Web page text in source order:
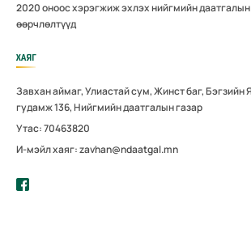
2020 оноос хэрэгжиж эхлэх нийгмийн
өөрчлөлтүүд
ХАЯГ
Завхан аймаг, Улиастай сум, Жинст баг, Бэгзийн
гудамж 136, Нийгмийн даатгалын газар
Утас: 70463820
И-мэйл хаяг: zavhan@ndaatgal.mn